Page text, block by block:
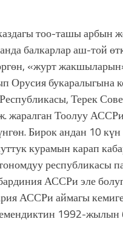
тоо-ташы арбын
балкарлар аш-той
«журт
Орусия букаралыгына
Терек
жаралган Тоолуу
Бирок андан 10
курамын карап
республикасы
АССРи эле
АССРи аймагы
1992-жылын